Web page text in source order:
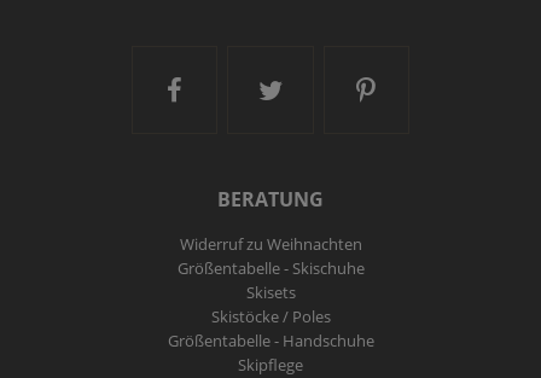
Ski and More auf Facebook
Ski and More auf
Ski and More
BERATUNG
Widerruf zu Weihnachten
Größentabelle - Skischuhe
Skisets
Skistöcke / Poles
Größentabelle - Handschuhe
Skipflege